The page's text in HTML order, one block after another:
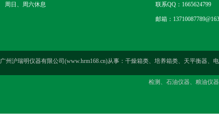
周日、周六休息 联系QQ：1665624799
邮箱：
广州沪瑞明仪器有限公司(www.hrm168.cn)从事：干燥箱类、培养箱类、天平衡器
检测、石油仪器、粮油仪